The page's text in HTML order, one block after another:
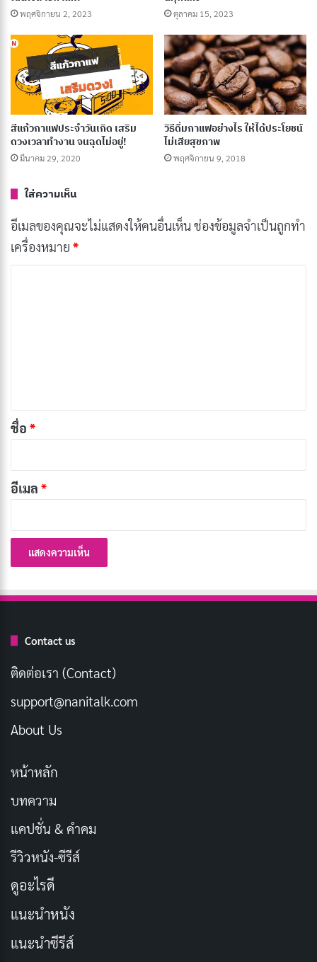
เฉพาะตัวของเมล็ดกาแฟ Single Origin
บทความที่เกี่ยวข้อง
เอสเปรสโซ (Espresso) คืออะไร? รู้จักกาแฟเข้มข้น
สุดคลาสสิก
มิถุนายน 10, 2025
50 เมนูชาตรามือสุดฮิต อร่อยในแบบต้นตำรับ เข้ม
กาแฟสดอร่อย เริ่มต้นที่เครื่องบดสะอาดกับขั้นตอน
มีนาคม 24, 2024
(Espresso) ภาพจาก
ความเข้มข้น
หลายคนเข้าใจผิดว่าเอสเปรสโซที่ดีต้องขมจัดๆ แต่จริงๆ
แล้วมันควรมีความสมดุลของ 3 องค์ประกอบหลัก คือ
รสชาติ (Taste) ครีม่า (Crema) และความกลมกล่อม
(Body)
1. รสชาติ:เอสเปรสโซคุณภาพสูงควรมีรสชาติที่ซับซ้อน
ไม่ใช่แค่ขม อาจมีโน้ตของผลไม้ ดาร์กช็อกโกแลต หรือคารา
พฤศจิกายน 2, 2023 ตุลาคม 15, 2023
สีแก้วกาแฟประจำวันเกิด เสริม
ดวงเวลาทำงาน จนฉุดไม่อยู่!
มีนาคม 29, 2020
วิธีดื่มกาแฟอย่างไร ให้ได้ประโยชน์
ไม่เสียสุขภาพ
พฤศจิกายน 9, 2018
ใส่ความเห็น
อีเมลของคุณจะไม่แสดงให้คนอื่นเห็นช่องข้อมูลจำเป็นถูกทำ
เครื่องหมาย *
*
ชื่อ *
อีเมล *
Contact us
ติดต่อเรา (Contact)
support@nanitalk.com
About Us
หน้าหลัก
บทความ
แคปชั่น & คำคม
รีวิวหนัง-ซีรีส์
ดูอะไรดี
แนะนำหนัง
แนะนำซีรีส์